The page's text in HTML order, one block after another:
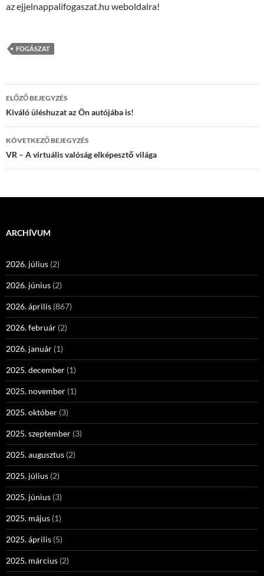
az ejjelnappalifogaszat.hu weboldalra!
FOGÁSZAT
Bejegyzések
navigációja
ELŐZŐ BEJEGYZÉS
Kiváló üléshuzat az Ön autójába is!
KÖVETKEZŐ BEJEGYZÉS
VR – A virtuális valóság elképesztő világa
ARCHÍVUM
2026. július (2)
2026. június (2)
2026. április (867)
2026. február (2)
2026. január (1)
2025. december (1)
2025. november (1)
2025. október (3)
2025. szeptember (3)
2025. augusztus (2)
2025. július (2)
2025. június (3)
2025. május (1)
2025. április (5)
2025. március (2)